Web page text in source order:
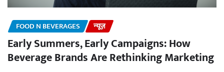
FOOD N BEVERAGES न्यूज़
Early Summers, Early Campaigns: How
Beverage Brands Are Rethinking Marketing